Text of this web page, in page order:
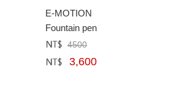
E-MOTION
Fountain pen
定價﹕ 4500
網購﹕ 3,600